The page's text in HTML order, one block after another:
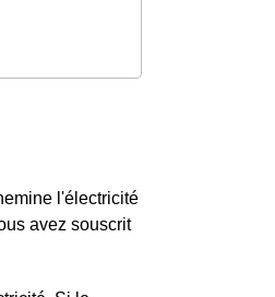
l'électricité
avez souscrit